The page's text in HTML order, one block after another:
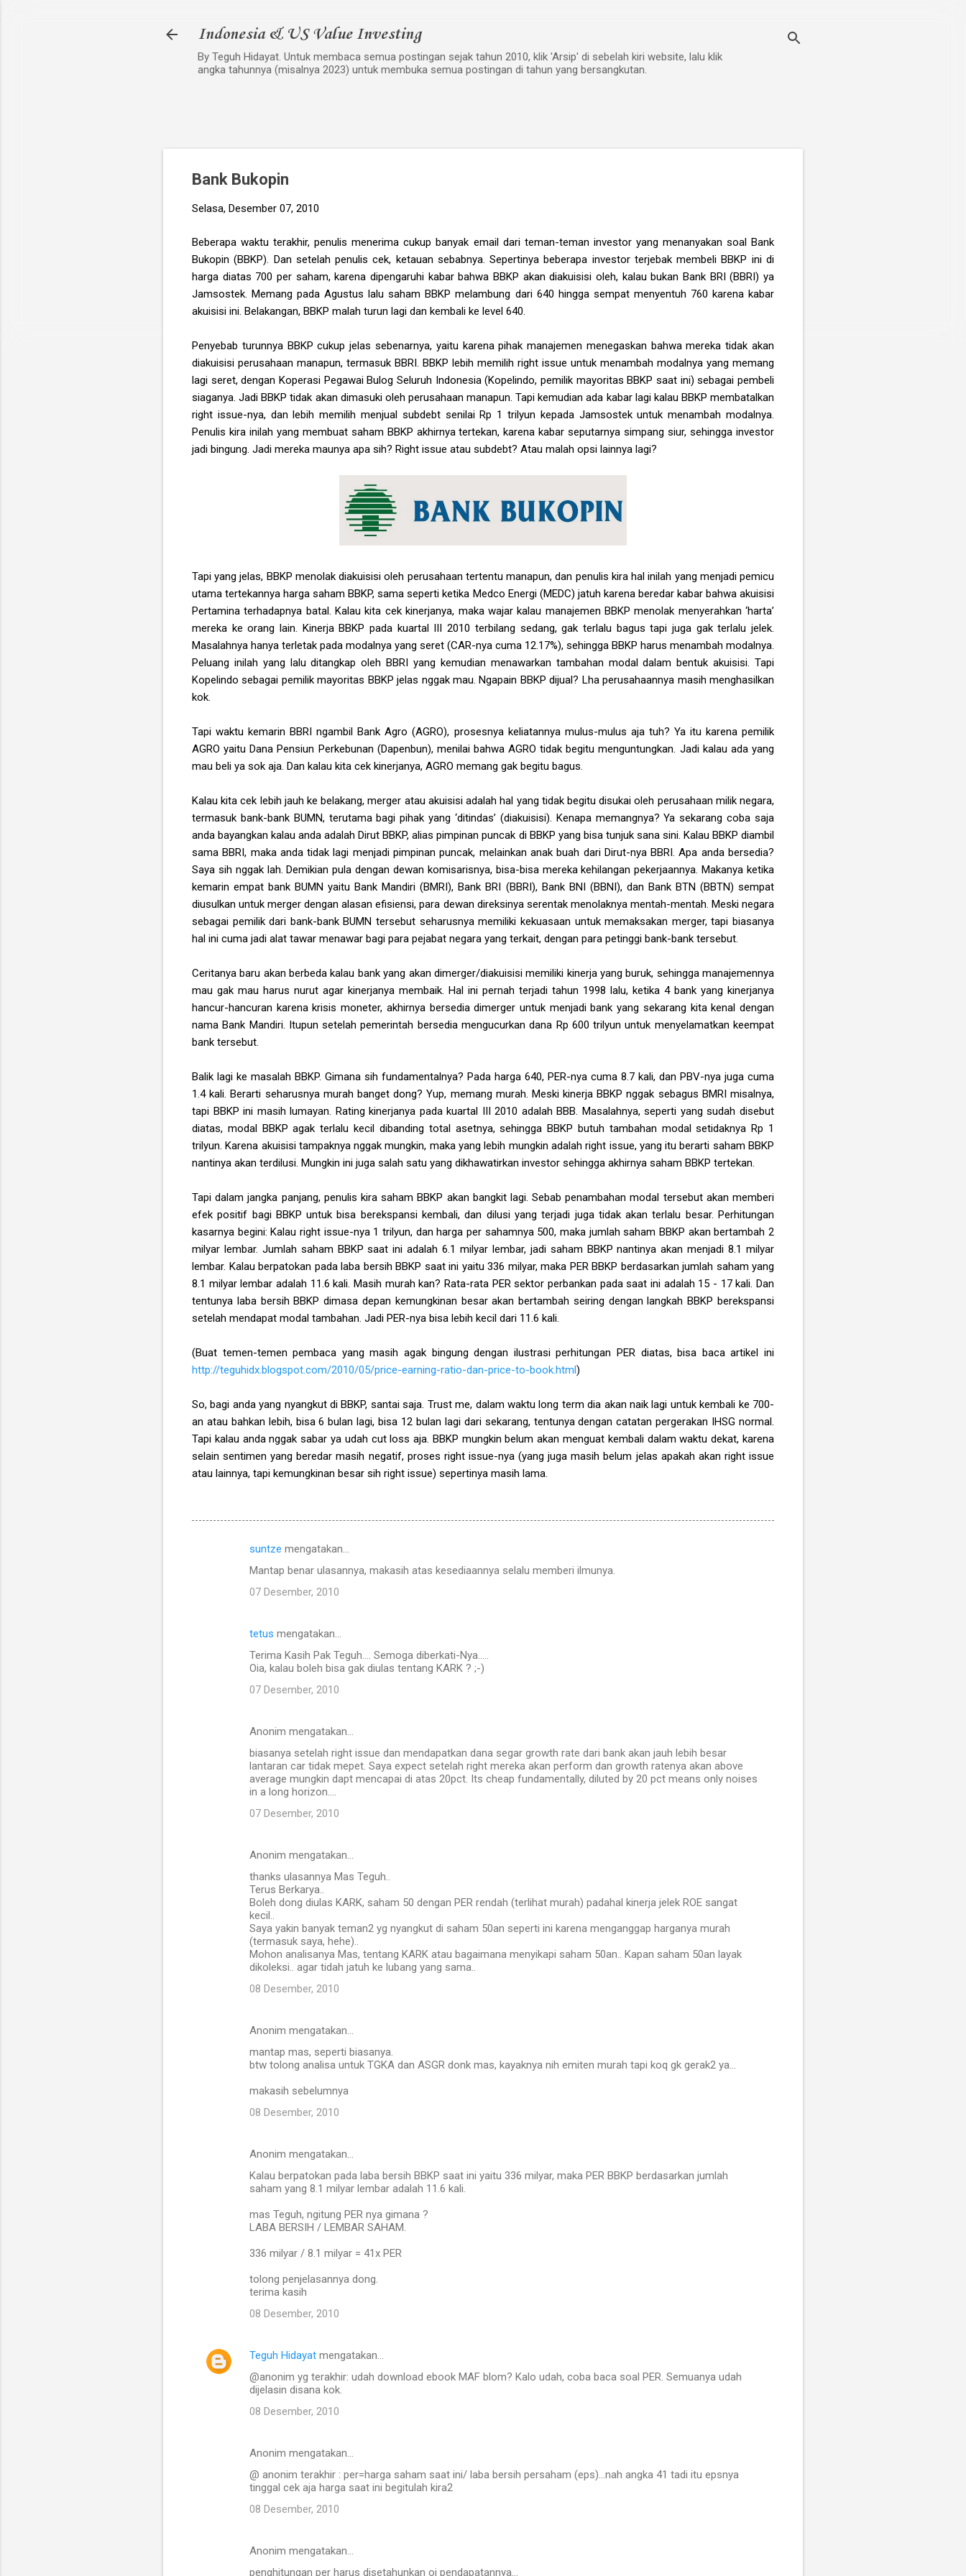
Indonesia & US Value Investing
By Teguh Hidayat. Untuk membaca semua postingan sejak tahun 2010, klik 'Arsip' di sebelah kiri website, lalu klik
angka tahunnya (misalnya 2023) untuk membuka semua postingan di tahun yang bersangkutan.
Bank Bukopin
Selasa, Desember 07, 2010
Beberapa waktu terakhir, penulis menerima cukup banyak email dari teman-teman investor yang menanyakan soal Bank
Bukopin (BBKP). Dan setelah penulis cek, ketauan sebabnya. Sepertinya beberapa investor terjebak membeli BBKP ini di
harga diatas 700 per saham, karena dipengaruhi kabar bahwa BBKP akan diakuisisi oleh, kalau bukan Bank BRI (BBRI) ya
Jamsostek. Memang pada Agustus lalu saham BBKP melambung dari 640 hingga sempat menyentuh 760 karena kabar
akuisisi ini. Belakangan, BBKP malah turun lagi dan kembali ke level 640.
Penyebab turunnya BBKP cukup jelas sebenarnya, yaitu karena pihak manajemen menegaskan bahwa mereka tidak akan
diakuisisi perusahaan manapun, termasuk BBRI. BBKP lebih memilih right issue untuk menambah modalnya yang memang
lagi seret, dengan Koperasi Pegawai Bulog Seluruh Indonesia (Kopelindo, pemilik mayoritas BBKP saat ini) sebagai pembeli
siaganya. Jadi BBKP tidak akan dimasuki oleh perusahaan manapun. Tapi kemudian ada kabar lagi kalau BBKP membatalkan
right issue-nya, dan lebih memilih menjual subdebt senilai Rp 1 trilyun kepada Jamsostek untuk menambah modalnya.
Penulis kira inilah yang membuat saham BBKP akhirnya tertekan, karena kabar seputarnya simpang siur, sehingga investor
jadi bingung. Jadi mereka maunya apa sih? Right issue atau subdebt? Atau malah opsi lainnya lagi?
Tapi yang jelas, BBKP menolak diakuisisi oleh perusahaan tertentu manapun, dan penulis kira hal inilah yang menjadi pemicu
utama tertekannya harga saham BBKP, sama seperti ketika Medco Energi (MEDC) jatuh karena beredar kabar bahwa akuisisi
Pertamina terhadapnya batal. Kalau kita cek kinerjanya, maka wajar kalau manajemen BBKP menolak menyerahkan ‘harta’
mereka ke orang lain. Kinerja BBKP pada kuartal III 2010 terbilang sedang, gak terlalu bagus tapi juga gak terlalu jelek.
Masalahnya hanya terletak pada modalnya yang seret (CAR-nya cuma 12.17%), sehingga BBKP harus menambah modalnya.
Peluang inilah yang lalu ditangkap oleh BBRI yang kemudian menawarkan tambahan modal dalam bentuk akuisisi. Tapi
Kopelindo sebagai pemilik mayoritas BBKP jelas nggak mau. Ngapain BBKP dijual? Lha perusahaannya masih menghasilkan
kok.
Tapi waktu kemarin BBRI ngambil Bank Agro (AGRO), prosesnya keliatannya mulus-mulus aja tuh? Ya itu karena pemilik
AGRO yaitu Dana Pensiun Perkebunan (Dapenbun), menilai bahwa AGRO tidak begitu menguntungkan. Jadi kalau ada yang
mau beli ya sok aja. Dan kalau kita cek kinerjanya, AGRO memang gak begitu bagus.
Kalau kita cek lebih jauh ke belakang, merger atau akuisisi adalah hal yang tidak begitu disukai oleh perusahaan milik negara,
termasuk bank-bank BUMN, terutama bagi pihak yang ‘ditindas’ (diakuisisi). Kenapa memangnya? Ya sekarang coba saja
anda bayangkan kalau anda adalah Dirut BBKP, alias pimpinan puncak di BBKP yang bisa tunjuk sana sini. Kalau BBKP diambil
sama BBRI, maka anda tidak lagi menjadi pimpinan puncak, melainkan anak buah dari Dirut-nya BBRI. Apa anda bersedia?
Saya sih nggak lah. Demikian pula dengan dewan komisarisnya, bisa-bisa mereka kehilangan pekerjaannya. Makanya ketika
kemarin empat bank BUMN yaitu Bank Mandiri (BMRI), Bank BRI (BBRI), Bank BNI (BBNI), dan Bank BTN (BBTN) sempat
diusulkan untuk merger dengan alasan efisiensi, para dewan direksinya serentak menolaknya mentah-mentah. Meski negara
sebagai pemilik dari bank-bank BUMN tersebut seharusnya memiliki kekuasaan untuk memaksakan merger, tapi biasanya
hal ini cuma jadi alat tawar menawar bagi para pejabat negara yang terkait, dengan para petinggi bank-bank tersebut.
Ceritanya baru akan berbeda kalau bank yang akan dimerger/diakuisisi memiliki kinerja yang buruk, sehingga manajemennya
mau gak mau harus nurut agar kinerjanya membaik. Hal ini pernah terjadi tahun 1998 lalu, ketika 4 bank yang kinerjanya
hancur-hancuran karena krisis moneter, akhirnya bersedia dimerger untuk menjadi bank yang sekarang kita kenal dengan
nama Bank Mandiri. Itupun setelah pemerintah bersedia mengucurkan dana Rp 600 trilyun untuk menyelamatkan keempat
bank tersebut.
Balik lagi ke masalah BBKP. Gimana sih fundamentalnya? Pada harga 640, PER-nya cuma 8.7 kali, dan PBV-nya juga cuma
1.4 kali. Berarti seharusnya murah banget dong? Yup, memang murah. Meski kinerja BBKP nggak sebagus BMRI misalnya,
tapi BBKP ini masih lumayan. Rating kinerjanya pada kuartal III 2010 adalah BBB. Masalahnya, seperti yang sudah disebut
diatas, modal BBKP agak terlalu kecil dibanding total asetnya, sehingga BBKP butuh tambahan modal setidaknya Rp 1
trilyun. Karena akuisisi tampaknya nggak mungkin, maka yang lebih mungkin adalah right issue, yang itu berarti saham BBKP
nantinya akan terdilusi. Mungkin ini juga salah satu yang dikhawatirkan investor sehingga akhirnya saham BBKP tertekan.
Tapi dalam jangka panjang, penulis kira saham BBKP akan bangkit lagi. Sebab penambahan modal tersebut akan memberi
efek positif bagi BBKP untuk bisa berekspansi kembali, dan dilusi yang terjadi juga tidak akan terlalu besar. Perhitungan
kasarnya begini: Kalau right issue-nya 1 trilyun, dan harga per sahamnya 500, maka jumlah saham BBKP akan bertambah 2
milyar lembar. Jumlah saham BBKP saat ini adalah 6.1 milyar lembar, jadi saham BBKP nantinya akan menjadi 8.1 milyar
lembar. Kalau berpatokan pada laba bersih BBKP saat ini yaitu 336 milyar, maka PER BBKP berdasarkan jumlah saham yang
8.1 milyar lembar adalah 11.6 kali. Masih murah kan? Rata-rata PER sektor perbankan pada saat ini adalah 15 - 17 kali. Dan
tentunya laba bersih BBKP dimasa depan kemungkinan besar akan bertambah seiring dengan langkah BBKP berekspansi
setelah mendapat modal tambahan. Jadi PER-nya bisa lebih kecil dari 11.6 kali.
(Buat temen-temen pembaca yang masih agak bingung dengan ilustrasi perhitungan PER diatas, bisa baca artikel ini
http://teguhidx.blogspot.com/2010/05/price-earning-ratio-dan-price-to-book.html)
So, bagi anda yang nyangkut di BBKP, santai saja. Trust me, dalam waktu long term dia akan naik lagi untuk kembali ke 700-
an atau bahkan lebih, bisa 6 bulan lagi, bisa 12 bulan lagi dari sekarang, tentunya dengan catatan pergerakan IHSG normal.
Tapi kalau anda nggak sabar ya udah cut loss aja. BBKP mungkin belum akan menguat kembali dalam waktu dekat, karena
selain sentimen yang beredar masih negatif, proses right issue-nya (yang juga masih belum jelas apakah akan right issue
atau lainnya, tapi kemungkinan besar sih right issue) sepertinya masih lama.
suntze mengatakan…
Mantap benar ulasannya, makasih atas kesediaannya selalu memberi ilmunya.
07 Desember, 2010
tetus mengatakan…
Terima Kasih Pak Teguh.... Semoga diberkati-Nya.....
Oia, kalau boleh bisa gak diulas tentang KARK ? ;-)
07 Desember, 2010
Anonim mengatakan…
biasanya setelah right issue dan mendapatkan dana segar growth rate dari bank akan jauh lebih besar
lantaran car tidak mepet. Saya expect setelah right mereka akan perform dan growth ratenya akan above
average mungkin dapt mencapai di atas 20pct. Its cheap fundamentally, diluted by 20 pct means only noises
in a long horizon....
07 Desember, 2010
Anonim mengatakan…
thanks ulasannya Mas Teguh..
Terus Berkarya..
Boleh dong diulas KARK, saham 50 dengan PER rendah (terlihat murah) padahal kinerja jelek ROE sangat
kecil..
Saya yakin banyak teman2 yg nyangkut di saham 50an seperti ini karena menganggap harganya murah
(termasuk saya, hehe)..
Mohon analisanya Mas, tentang KARK atau bagaimana menyikapi saham 50an.. Kapan saham 50an layak
dikoleksi.. agar tidah jatuh ke lubang yang sama..
08 Desember, 2010
Anonim mengatakan…
mantap mas, seperti biasanya.
btw tolong analisa untuk TGKA dan ASGR donk mas, kayaknya nih emiten murah tapi koq gk gerak2 ya...
makasih sebelumnya
08 Desember, 2010
Anonim mengatakan…
Kalau berpatokan pada laba bersih BBKP saat ini yaitu 336 milyar, maka PER BBKP berdasarkan jumlah
saham yang 8.1 milyar lembar adalah 11.6 kali.
mas Teguh, ngitung PER nya gimana ?
LABA BERSIH / LEMBAR SAHAM.
336 milyar / 8.1 milyar = 41x PER
tolong penjelasannya dong.
terima kasih
08 Desember, 2010
Teguh Hidayat mengatakan…
@anonim yg terakhir: udah download ebook MAF blom? Kalo udah, coba baca soal PER. Semuanya udah
dijelasin disana kok.
08 Desember, 2010
Anonim mengatakan…
@ anonim terakhir : per=harga saham saat ini/ laba bersih persaham (eps)...nah angka 41 tadi itu epsnya
tinggal cek aja harga saat ini begitulah kira2
08 Desember, 2010
Anonim mengatakan…
penghitungan per harus disetahunkan oi pendapatannya...